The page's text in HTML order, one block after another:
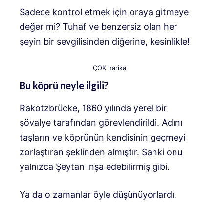
Sadece kontrol etmek için oraya gitmeye
değer mi? Tuhaf ve benzersiz olan her
şeyin bir sevgilisinden diğerine, kesinlikle!
ÇOK harika
Bu köprü neyle ilgili?
Rakotzbrücke, 1860 yılında yerel bir
şövalye tarafından görevlendirildi. Adını
taşların ve köprünün kendisinin geçmeyi
zorlaştıran şeklinden almıştır. Sanki onu
yalnızca Şeytan inşa edebilirmiş gibi.
Ya da o zamanlar öyle düşünüyorlardı.